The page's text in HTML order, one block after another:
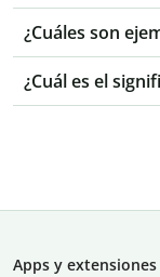
¿Cuáles son
¿Cuál es el
Apps y extensiones